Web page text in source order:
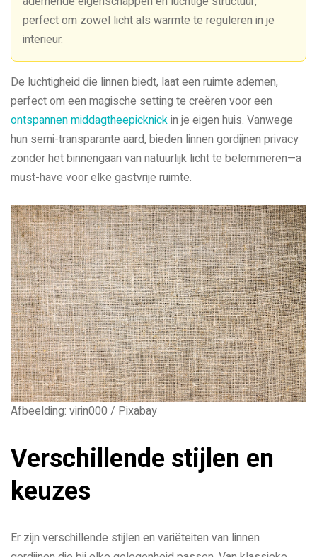
perfect om zowel licht als warmte te reguleren in je
interieur.
De luchtigheid die linnen biedt, laat een ruimte ademen,
perfect om een magische setting te creëren voor een
ontspannen middagtheepicknickin je eigen huis. Vanwege
hun semi-transparante aard, bieden linnen gordijnen privacy
zonder het binnengaan van natuurlijk licht te belemmeren—a
must-have voor elke gastvrije ruimte.
Afbeelding: virin000 / Pixabay
Verschillende stijlen en
keuzes
Er zijn verschillende stijlen en variëteiten van linnen